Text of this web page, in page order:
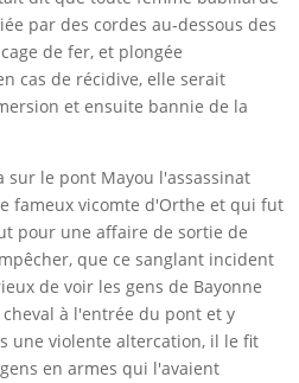
par des cordes au-dessous des
de fer, et plongée
cas de récidive, elle serait
et ensuite bannie de la
sur le pont Mayou l'assassinat
fameux vicomte d'Orthe et qui fut
pour une affaire de sortie de
que ce sanglant incident
de voir les gens de Bayonne
à l'entrée du pont et y
une violente altercation, il le fit
en armes qui l'avaient